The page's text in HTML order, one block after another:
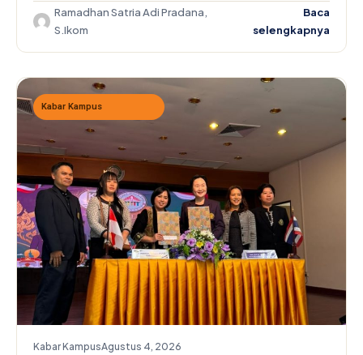
Ramadhan Satria Adi Pradana,
S.Ikom
Baca
selengkapnya
Kabar Kampus
Kabar KampusAgustus 4, 2026